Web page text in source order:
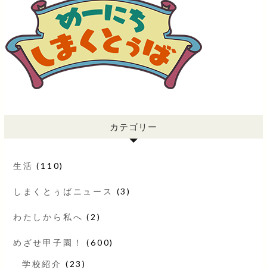
カテゴリー
生活 (110)
しまくとぅばニュース (3)
わたしから私へ (2)
めざせ甲子園！ (600)
学校紹介 (23)